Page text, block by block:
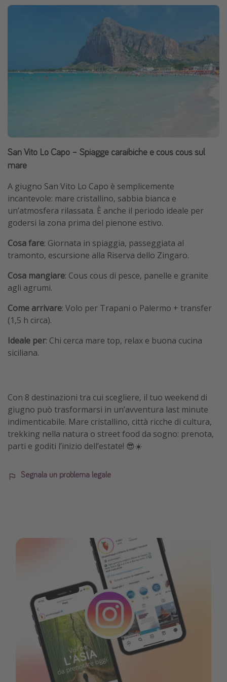
San Vito Lo Capo – Spiagge caraibiche e cous cous sul
mare
A giugno San Vito Lo Capo è semplicemente
incantevole: mare cristallino, sabbia bianca e
un’atmosfera rilassata. È anche il periodo ideale per
godersi la zona prima del pienone estivo.
Cosa fare: Giornata in spiaggia, passeggiata al
tramonto, escursione alla Riserva dello Zingaro.
Cosa mangiare: Cous cous di pesce, panelle e granite
agli agrumi.
Come arrivare: Volo per Trapani o Palermo + transfer
(1,5 h circa).
Ideale per: Chi cerca mare top, relax e buona cucina
siciliana.
Con 8 destinazioni tra cui scegliere, il tuo weekend di
giugno può trasformarsi in un’avventura last minute
indimenticabile. Mare cristallino, città ricche di cultura,
trekking nella natura o street food da sogno: prenota,
parti e goditi l’inizio dell’estate! 😎☀️
Segnala un problema legale